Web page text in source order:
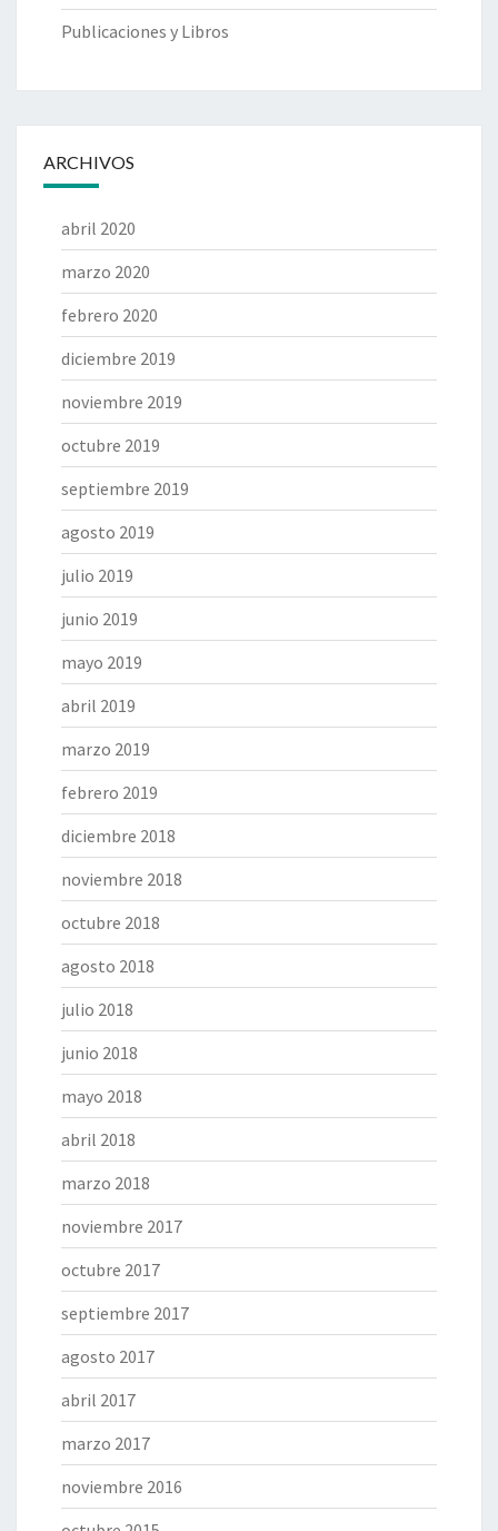
Publicaciones y Libros
ARCHIVOS
abril 2020
marzo 2020
febrero 2020
diciembre 2019
noviembre 2019
octubre 2019
septiembre 2019
agosto 2019
julio 2019
junio 2019
mayo 2019
abril 2019
marzo 2019
febrero 2019
diciembre 2018
noviembre 2018
octubre 2018
agosto 2018
julio 2018
junio 2018
mayo 2018
abril 2018
marzo 2018
noviembre 2017
octubre 2017
septiembre 2017
agosto 2017
abril 2017
marzo 2017
noviembre 2016